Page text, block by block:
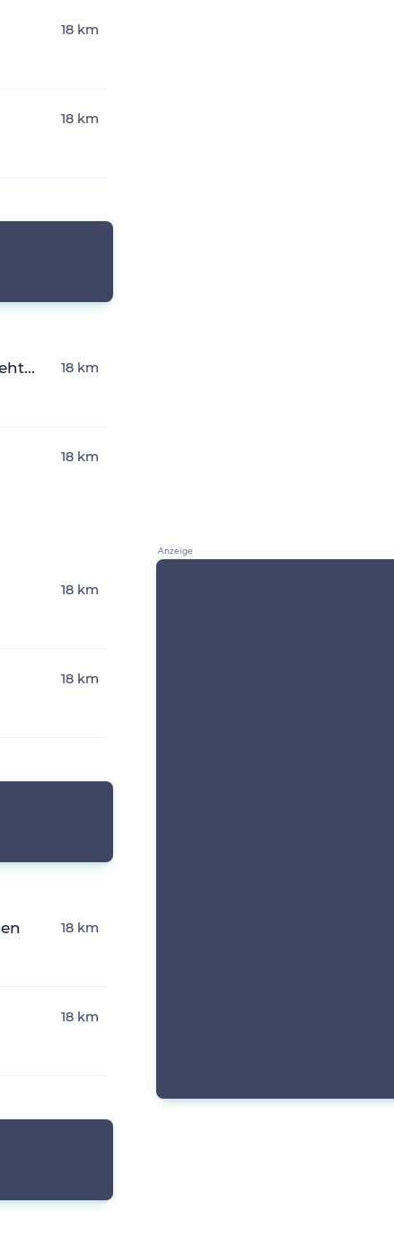
18 km
18 km
18 km
18 km
18 km
18 km
18 km
18 km